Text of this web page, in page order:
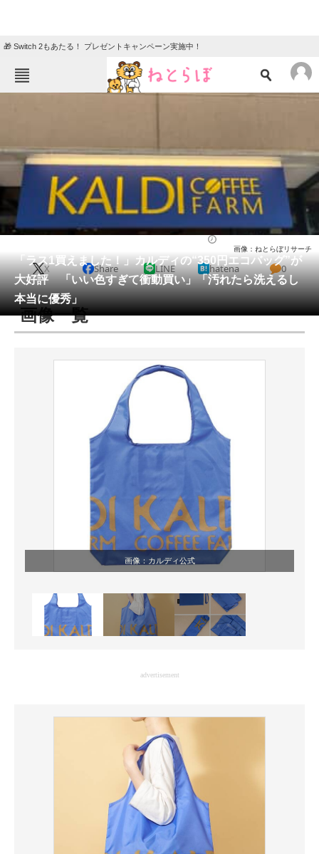
🎁 Switch 2もあたる！ プレゼントキャンペーン実施中！
ねとらぼメニュー
グルメ 地域
住まい 教育・育児
動物 リサーチ
会員記事
メディア
注目記事を集めた総合ページ
スマホと通信の最新トレンド
進化するPCとデバイスの未来
好きが集まる 比べて選べる
ビジネスと働き方のヒント
AI活用のいまが分かる
企業ITのトレンドを詳説
経営リーダーのコミュニティ
マーケ×ITの今がよく分かる
ITエンジニア向け専門サイト
製造業のIT導入・活用を支援
モノづくり技術者専門サイト
エレクトロニクス専門サイト
電子設計の基本と応用
エネルギーの専門メディア
「ラス1買えました！」カルディの“350円エコバッグ”が
大好評 「いい色すぎて衝動買い」「汚れたら洗えるし
本当に優秀」
画像：ねとらぼリサーチ
X Share LINE hatena 0
画像一覧
画像：カルディ公式
advertisement